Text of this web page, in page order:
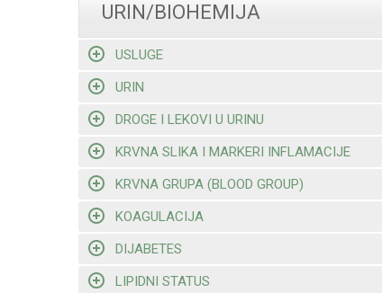
URIN/BIOHEMIJA
USLUGE
URIN
DROGE I LEKOVI U URINU
KRVNA SLIKA I MARKERI INFLAMACIJE
KRVNA GRUPA (BLOOD GROUP)
KOAGULACIJA
DIJABETES
LIPIDNI STATUS